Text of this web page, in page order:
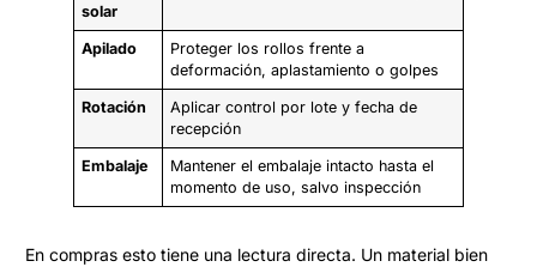
solar
Apilado
Proteger los rollos frente a
deformación, aplastamiento o golpes
Rotación
Aplicar control por lote y fecha de
recepción
Embalaje
Mantener el embalaje intacto hasta el
momento de uso, salvo inspección
En compras esto tiene una lectura directa. Un material bien